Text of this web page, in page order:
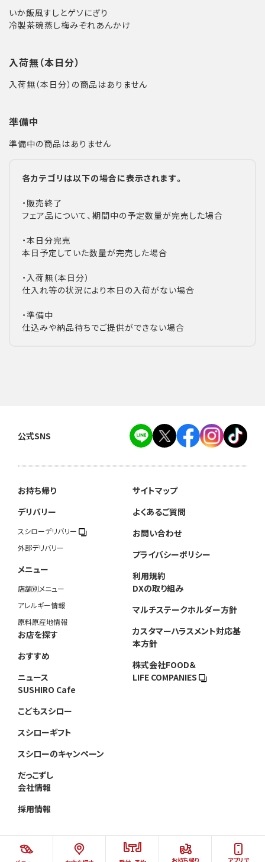
お持ち帰り アプリで
いか飯風すしとゲソにぎり
冷製茶碗蒸し梅みぞれあんかけ
入荷無（本日分）
入荷無（本日分）の商品はありません
準備中
準備中の商品はありません
各カテゴリは以下の場合に表示されます。
・販売終了
フェア品について、期間中の予定数量が完売した場合
・本日分完売
本日予定していた数量が完売した場合
・入荷無（本日分）
仕入れ等の状況により本日の入荷がない場合
・準備中
仕込みや納品待ちでご提供ができない場合
公式SNS
お持ち帰り
デリバリー
スシローデリバリー
外部デリバリー
メニュー
店舗別メニュー
アレルギー情報
原料原産地情報
お店を探す
おすすめ
ニュース
SUSHIRO Cafe
こどもスシロー
スシローギフト
スシローのキャンペーン
だっこずし
会社情報
採用情報
サイトマップ
よくあるご質問
お問い合わせ
プライバシーポリシー
利用規約
DXの取り組み
マルチステークホルダー方針
カスタマーハラスメント対応基
本方針
株式会社FOOD＆
LIFE COMPANIES